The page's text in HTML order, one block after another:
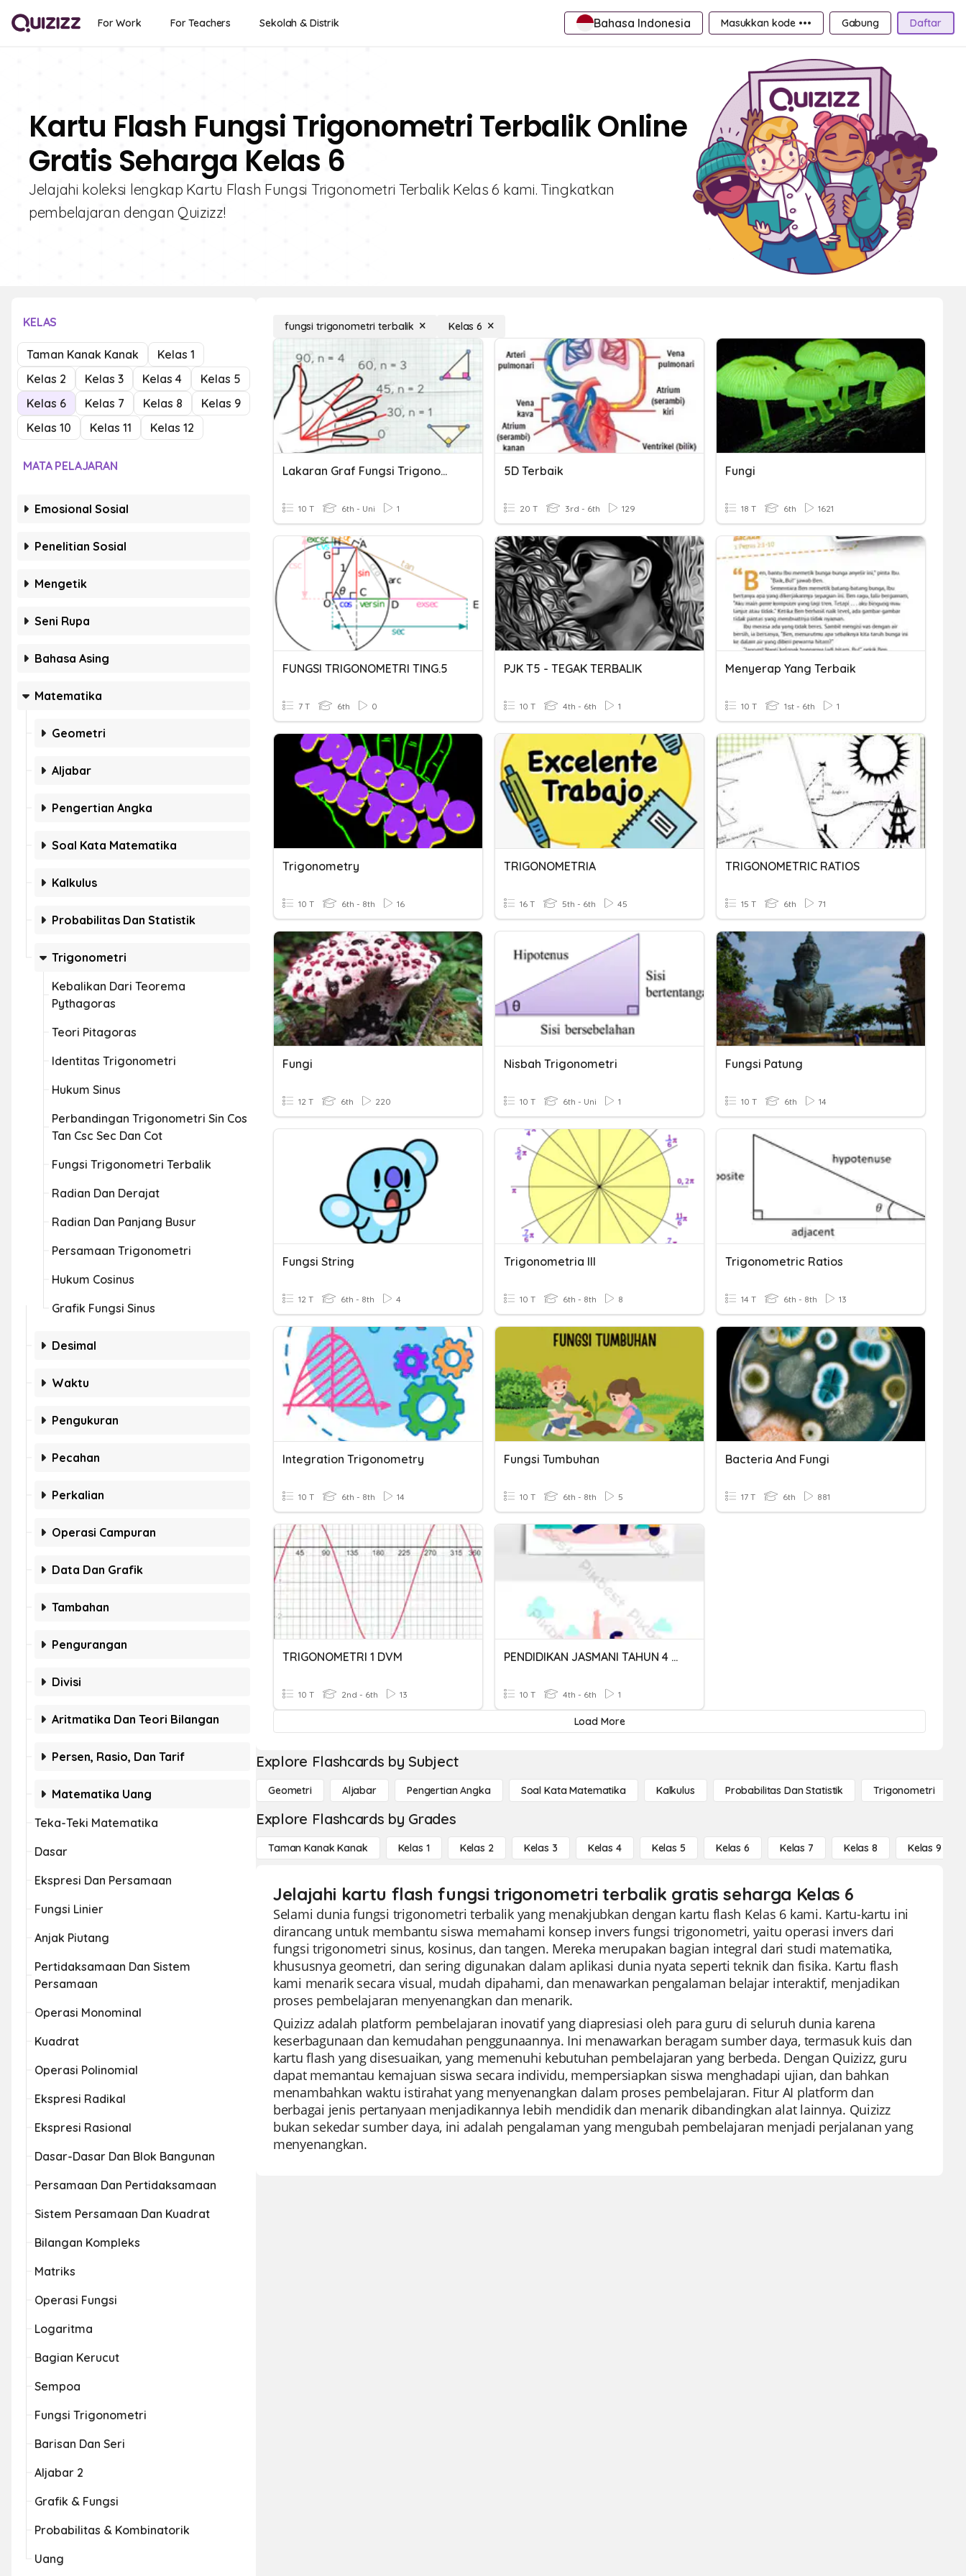
For Work For Teachers Sekolah & Distrik Bahasa Indonesia Masukkan kode ••• Gabung Daftar
Kartu Flash Fungsi Trigonometri Terbalik Online
Gratis Seharga Kelas 6
Jelajahi koleksi lengkap Kartu Flash Fungsi Trigonometri Terbalik Kelas 6 kami. Tingkatkan
pembelajaran dengan Quizizz!
KELAS
Taman Kanak Kanak
Kelas 1
Kelas 2
Kelas 3 Kelas 4
Kelas 5
Kelas 6
Kelas 7 Kelas 8
Kelas 9
Kelas 10
Kelas 11 Kelas 12
MATA PELAJARAN
Emosional Sosial
Penelitian Sosial
Mengetik
Seni Rupa
Bahasa Asing
Matematika
Geometri
Aljabar
Pengertian Angka
Soal Kata Matematika
Kalkulus
Probabilitas Dan Statistik
Trigonometri
Kebalikan Dari Teorema
Pythagoras
Teori Pitagoras
Identitas Trigonometri
Hukum Sinus
Perbandingan Trigonometri Sin Cos
Tan Csc Sec Dan Cot
Fungsi Trigonometri Terbalik
Radian Dan Derajat
Radian Dan Panjang Busur
Persamaan Trigonometri
Hukum Cosinus
Grafik Fungsi Sinus
Desimal
Waktu
Pengukuran
Pecahan
Perkalian
Operasi Campuran
Data Dan Grafik
Tambahan
Pengurangan
Divisi
Aritmatika Dan Teori Bilangan
Persen, Rasio, Dan Tarif
Matematika Uang
Teka-Teki Matematika
Dasar
Ekspresi Dan Persamaan
Fungsi Linier
Anjak Piutang
Pertidaksamaan Dan Sistem
Persamaan
Operasi Monominal
Kuadrat
Operasi Polinomial
Ekspresi Radikal
Ekspresi Rasional
Dasar-Dasar Dan Blok Bangunan
Persamaan Dan Pertidaksamaan
Sistem Persamaan Dan Kuadrat
Bilangan Kompleks
Matriks
Operasi Fungsi
Logaritma
Bagian Kerucut
Sempoa
Fungsi Trigonometri
Barisan Dan Seri
Aljabar 2
Grafik & Fungsi
Probabilitas & Kombinatorik
Uang
fungsi trigonometri terbalik Kelas 6
Lakaran Graf Fungsi Trigonometri
10 T 6th - Uni 1
5D Terbaik
20 T 3rd - 6th 129
Fungi
18 T 6th 1621
FUNGSI TRIGONOMETRI TING.5
7 T 6th 0
PJK T5 - TEGAK TERBALIK
10 T 4th - 6th 1
Menyerap Yang Terbaik
10 T 1st - 6th 1
Trigonometry
10 T 6th - 8th 16
TRIGONOMETRIA
16 T 5th - 6th 45
TRIGONOMETRIC RATIOS
15 T 6th 71
Fungi
12 T 6th 220
Nisbah Trigonometri
10 T 6th - Uni 1
Fungsi Patung
10 T 6th 14
Fungsi String
12 T 6th - 8th 4
Trigonometria III
10 T 6th - 8th 8
Trigonometric Ratios
14 T 6th - 8th 13
Integration Trigonometry
10 T 6th - 8th 14
Fungsi Tumbuhan
10 T 6th - 8th 5
Bacteria And Fungi
17 T 6th 881
TRIGONOMETRI 1 DVM
10 T 2nd - 6th 13
PENDIDIKAN JASMANI TAHUN 4 (Dunia Terbalik)
10 T 4th - 6th 1
Load More
Explore Flashcards by Subject
Geometri Aljabar Pengertian Angka Soal Kata Matematika Kalkulus Probabilitas Dan Statistik Trigonometri
Explore Flashcards by Grades
Taman Kanak Kanak Kelas 1 Kelas 2 Kelas 3 Kelas 4 Kelas 5 Kelas 6 Kelas 7 Kelas 8 Kelas 9
Jelajahi kartu flash fungsi trigonometri terbalik gratis seharga Kelas 6
Selami dunia fungsi trigonometri terbalik yang menakjubkan dengan kartu flash Kelas 6 kami. Kartu-kartu ini
dirancang untuk membantu siswa memahami konsep invers fungsi trigonometri, yaitu operasi invers dari
fungsi trigonometri sinus, kosinus, dan tangen. Mereka merupakan bagian integral dari studi matematika,
khususnya geometri, dan sering digunakan dalam aplikasi dunia nyata seperti teknik dan fisika. Kartu flash
kami menarik secara visual, mudah dipahami, dan menawarkan pengalaman belajar interaktif, menjadikan
proses pembelajaran menyenangkan dan menarik.
Quizizz adalah platform pembelajaran inovatif yang diapresiasi oleh para guru di seluruh dunia karena
keserbagunaan dan kemudahan penggunaannya. Ini menawarkan beragam sumber daya, termasuk kuis dan
kartu flash yang disesuaikan, yang memenuhi kebutuhan pembelajaran yang berbeda. Dengan Quizizz, guru
dapat memantau kemajuan siswa secara individu, mempersiapkan siswa menghadapi ujian, dan bahkan
menambahkan waktu istirahat yang menyenangkan dalam proses pembelajaran. Fitur AI platform dan
berbagai jenis pertanyaan menjadikannya lebih mendidik dan menarik dibandingkan alat lainnya. Quizizz
bukan sekedar sumber daya, ini adalah pengalaman yang mengubah pembelajaran menjadi perjalanan yang
menyenangkan.